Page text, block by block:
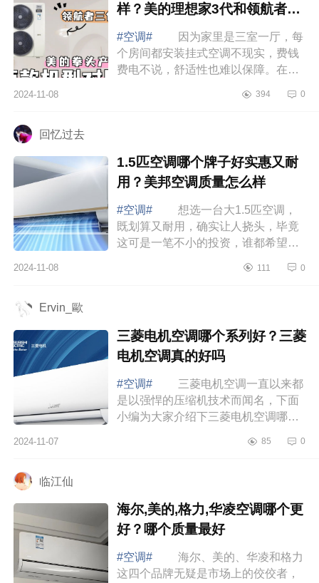
样？美的理想家3代和领航者3
代哪个好
#空调#
因为家里是三室一厅，每
个房间都安装挂式空调不现实，费钱
费电不说，舒适性也难以保障。在众
的智慧空气管家中央空调，下面小编
2024-11-08 394 0
回忆过去
1.5匹空调哪个牌子好实惠又耐
用？美邦空调质量怎么样
#空调#
想选一台大1.5匹空调，
既划算又耐用，确实让人挠头，毕竟
这可是一笔不小的投资，谁都希望能
大家介绍下1.5匹空调哪个牌子好实惠
2024-11-08 111 0
Ervin_歐
三菱电机空调哪个系列好？三菱
电机空调真的好吗
#空调#
三菱电机空调一直以来都
是以强悍的压缩机技术而闻名，下面
小编为大家介绍下三菱电机空调哪个
三菱电机空调哪个系列好 三菱电
2024-11-07 85 0
临江仙
海尔,美的,格力,华凌空调哪个更
好？哪个质量最好
#空调#
海尔、美的、华凌和格力
这四个品牌无疑是市场上的佼佼者，